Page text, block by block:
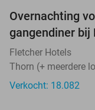
Overnachting
gangendiner bij
Fletcher Hotels
Thorn (+ meerdere
Verkocht: 18.082